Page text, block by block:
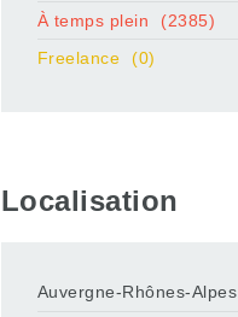
À temps plein
(2385)
Freelance
(0)
Localisation
Auvergne-Rhônes-Alpes